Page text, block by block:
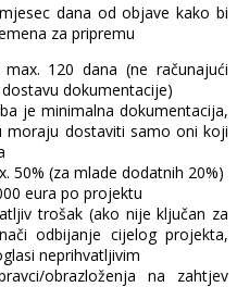
dana od objave kako bi
za pripremu
120 dana (ne računajući
dokumentacije)
je minimalna dokumentacija,
moraju dostaviti samo oni koji
50% (za mlade dodatnih 20%)
eura po projektu
trošak (ako nije ključan za
odbijanje cijelog projekta,
neprihvatljivim
obrazloženja na zahtjev